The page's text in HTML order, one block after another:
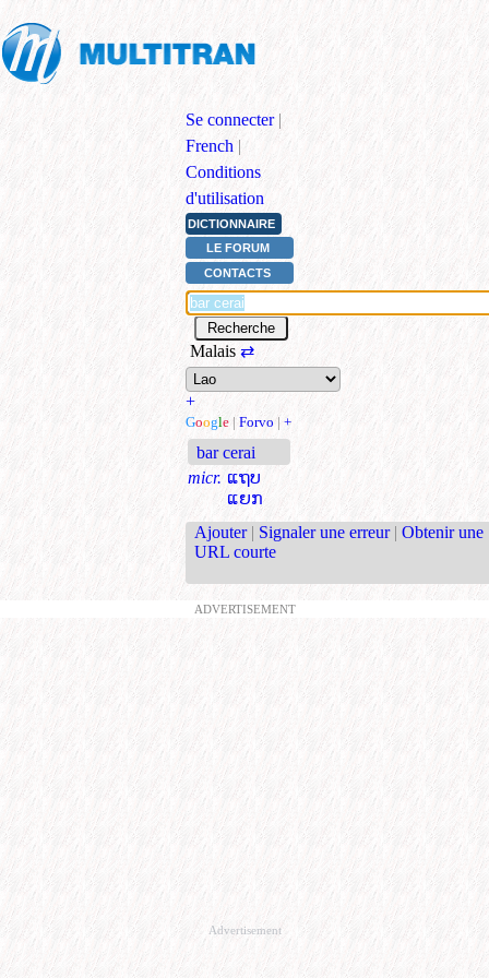
Se connecter |
French |
Conditions
d'utilisation
DICTIONNAIRE
LE FORUM
CONTACTS
Malais ⇄
+
Google | Forvo | +
bar cerai
micr. ແຖບ
ແຍກ
Ajouter | Signaler une erreur | Obtenir une
URL courte
ADVERTISEMENT
Advertisement